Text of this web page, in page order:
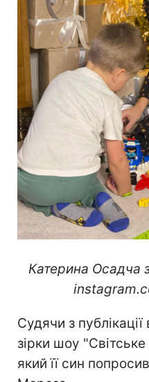
Катерина Осадча
Судячи з
зірки шоу
який її син